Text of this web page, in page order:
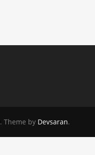
. Theme by Devsaran.